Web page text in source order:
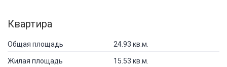
Квартира
Общая площадь 24.93 кв.м.
Жилая площадь 15.53 кв.м.